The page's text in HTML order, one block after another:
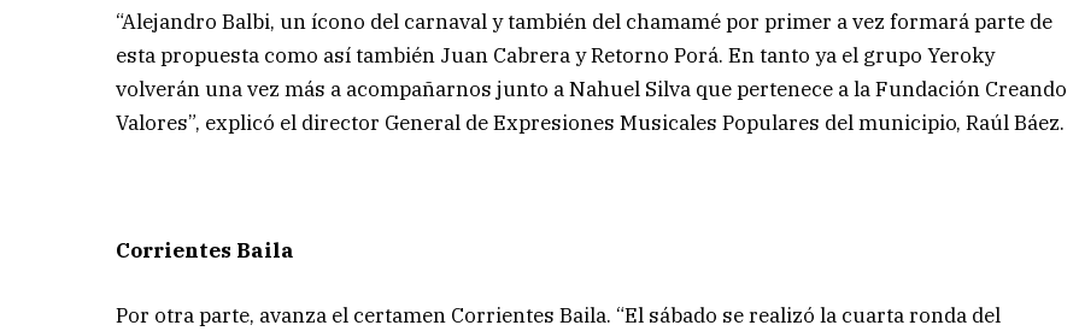
“Alejandro Balbi, un ícono del carnaval y también del chamamé por primer a vez formará parte de
esta propuesta como así también Juan Cabrera y Retorno Porá. En tanto ya el grupo Yeroky
volverán una vez más a acompañarnos junto a Nahuel Silva que pertenece a la Fundación Creando
Valores”, explicó el director General de Expresiones Musicales Populares del municipio, Raúl Báez.
Corrientes Baila
Por otra parte, avanza el certamen Corrientes Baila. “El sábado se realizó la cuarta ronda del